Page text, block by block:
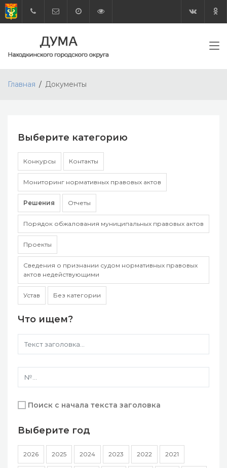
Главная Документы
Выберите категорию
Конкурсы Контакты
Мониторинг нормативных правовых актов
Решения Отчеты
Порядок обжалования муниципальных правовых актов
Проекты
Сведения о признании судом нормативных правовых
актов недействующими
Устав Без категории
Что ищем?
Поиск с начала текста заголовка
Выберите год
2026 2025 2024 2023 2022 2021